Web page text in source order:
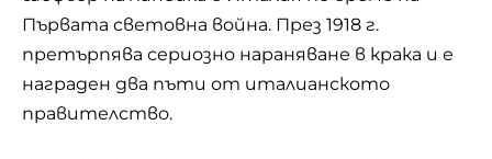
Първата световна война. През 1918 г.
претърпява сериозно нараняване в крака и е
награден два пъти от италианското
правителство.